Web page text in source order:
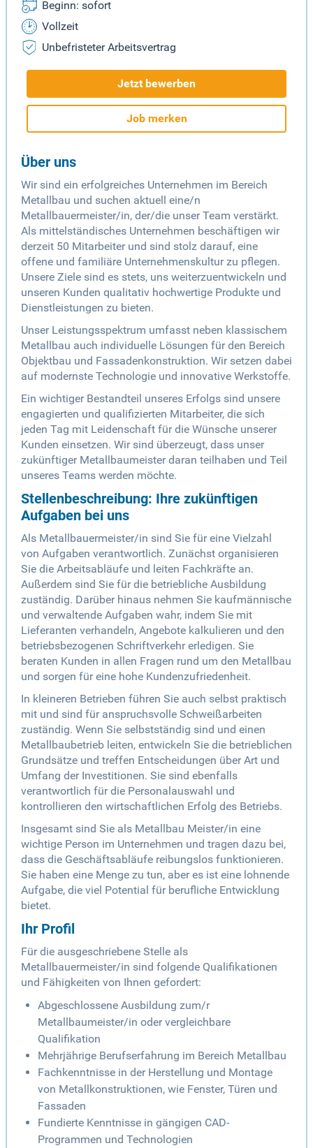
Beginn: sofort
Vollzeit
Unbefristeter Arbeitsvertrag
Jetzt bewerben
Job merken
Über uns
Wir sind ein erfolgreiches Unternehmen im Bereich
Metallbau und suchen aktuell eine/n
Metallbauermeister/in, der/die unser Team verstärkt.
Als mittelständisches Unternehmen beschäftigen wir
derzeit 50 Mitarbeiter und sind stolz darauf, eine
offene und familiäre Unternehmenskultur zu pflegen.
Unsere Ziele sind es stets, uns weiterzuentwickeln und
unseren Kunden qualitativ hochwertige Produkte und
Dienstleistungen zu bieten.
Unser Leistungsspektrum umfasst neben klassischem
Metallbau auch individuelle Lösungen für den Bereich
Objektbau und Fassadenkonstruktion. Wir setzen dabei
auf modernste Technologie und innovative Werkstoffe.
Ein wichtiger Bestandteil unseres Erfolgs sind unsere
engagierten und qualifizierten Mitarbeiter, die sich
jeden Tag mit Leidenschaft für die Wünsche unserer
Kunden einsetzen. Wir sind überzeugt, dass unser
zukünftiger Metallbaumeister daran teilhaben und Teil
unseres Teams werden möchte.
Stellenbeschreibung: Ihre zukünftigen
Aufgaben bei uns
Als Metallbauermeister/in sind Sie für eine Vielzahl
von Aufgaben verantwortlich. Zunächst organisieren
Sie die Arbeitsabläufe und leiten Fachkräfte an.
Außerdem sind Sie für die betriebliche Ausbildung
zuständig. Darüber hinaus nehmen Sie kaufmännische
und verwaltende Aufgaben wahr, indem Sie mit
Lieferanten verhandeln, Angebote kalkulieren und den
betriebsbezogenen Schriftverkehr erledigen. Sie
beraten Kunden in allen Fragen rund um den Metallbau
und sorgen für eine hohe Kundenzufriedenheit.
In kleineren Betrieben führen Sie auch selbst praktisch
mit und sind für anspruchsvolle Schweißarbeiten
zuständig. Wenn Sie selbstständig sind und einen
Metallbaubetrieb leiten, entwickeln Sie die betrieblichen
Grundsätze und treffen Entscheidungen über Art und
Umfang der Investitionen. Sie sind ebenfalls
verantwortlich für die Personalauswahl und
kontrollieren den wirtschaftlichen Erfolg des Betriebs.
Insgesamt sind Sie als Metallbau Meister/in eine
wichtige Person im Unternehmen und tragen dazu bei,
dass die Geschäftsabläufe reibungslos funktionieren.
Sie haben eine Menge zu tun, aber es ist eine lohnende
Aufgabe, die viel Potential für berufliche Entwicklung
bietet.
Ihr Profil
Für die ausgeschriebene Stelle als
Metallbauermeister/in sind folgende Qualifikationen
und Fähigkeiten von Ihnen gefordert:
Abgeschlossene Ausbildung zum/r
Metallbaumeister/in oder vergleichbare
Qualifikation
Mehrjährige Berufserfahrung im Bereich Metallbau
Fachkenntnisse in der Herstellung und Montage
von Metallkonstruktionen, wie Fenster, Türen und
Fassaden
Fundierte Kenntnisse in gängigen CAD-
Programmen und Technologien